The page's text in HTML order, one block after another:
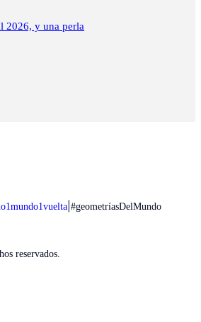
2026, y una perla
#geometríasDelMundo
reservados.